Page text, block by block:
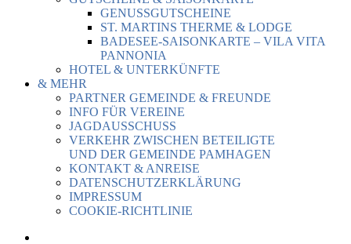
GENUSSGUTSCHEINE
ST. MARTINS THERME & LODGE
BADESEE-SAISONKARTE – VILA VITA
PANNONIA
HOTEL & UNTERKÜNFTE
& MEHR
PARTNER GEMEINDE & FREUNDE
INFO FÜR VEREINE
JAGDAUSSCHUSS
VERKEHR ZWISCHEN BETEILIGTE
UND DER GEMEINDE PAMHAGEN
KONTAKT & ANREISE
DATENSCHUTZERKLÄRUNG
IMPRESSUM
COOKIE-RICHTLINIE